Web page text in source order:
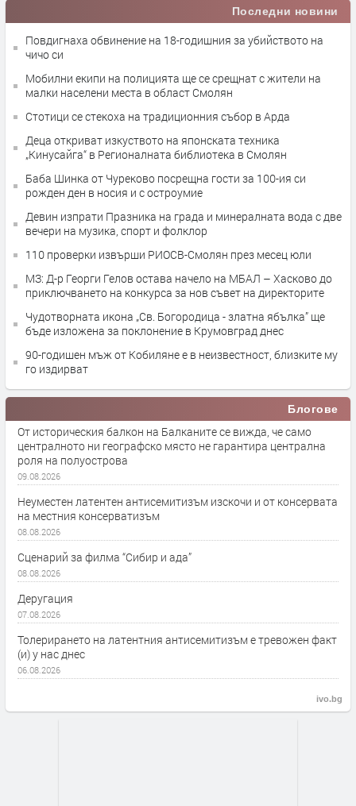
Последни новини
Повдигнаха обвинение на 18-годишния за убийството на
чичо си
Мобилни екипи на полицията ще се срещнат с жители на
малки населени места в област Смолян
Стотици се стекоха на традиционния събор в Арда
Деца откриват изкуството на японската техника
„Кинусайга“ в Регионалната библиотека в Смолян
Баба Шинка от Чуреково посрещна гости за 100-ия си
рожден ден в носия и с остроумие
Девин изпрати Празника на града и минералната вода с две
вечери на музика, спорт и фолклор
110 проверки извърши РИОСВ-Смолян през месец юли
МЗ: Д-р Георги Гелов остава начело на МБАЛ – Хасково до
приключването на конкурса за нов съвет на директорите
Чудотворната икона „Св. Богородица - златна ябълка” ще
бъде изложена за поклонение в Крумовград днес
90-годишен мъж от Кобиляне е в неизвестност, близките му
го издирват
Блогове
От историческия балкон на Балканите се вижда, че само
централното ни географско място не гарантира централна
роля на полуострова
09.08.2026
Неуместен латентен антисемитизъм изскочи и от консервата
на местния консерватизъм
08.08.2026
Сценарий за филма “Сибир и ада”
08.08.2026
Деругация
07.08.2026
Толерирането на латентния антисемитизъм е тревожен факт
(и) у нас днес
06.08.2026
ivo.bg